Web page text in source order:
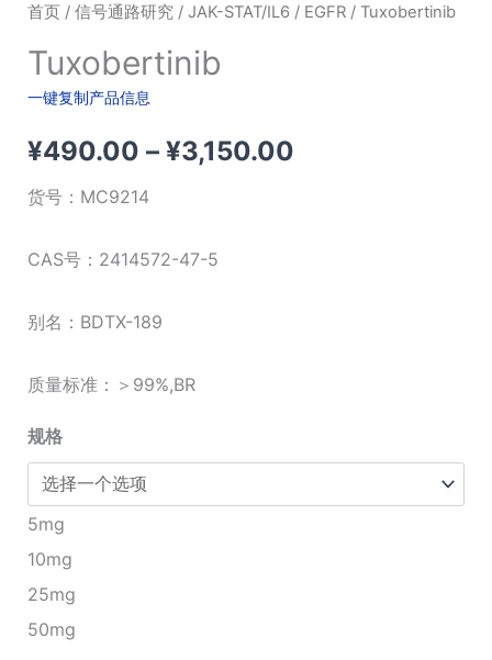
首页/ 信号通路研究/ JAK-STAT/IL6/ EGFR/ Tuxobertinib
Tuxobertinib
一键复制产品信息
¥490.00 – ¥3,150.00价
货号： MC9214
CAS号：2414572-47-5
别名：BDTX-189
质量标准：＞99%,BR
规格
5mg
10mg
25mg
50mg